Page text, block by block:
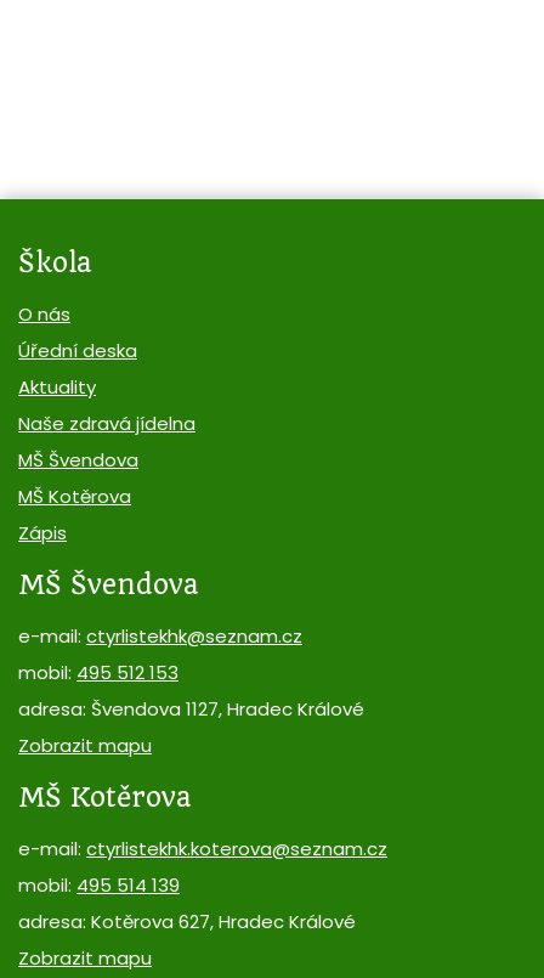
Škola
O nás
Úřední deska
Aktuality
Naše zdravá jídelna
MŠ Švendova
MŠ Kotěrova
Zápis
MŠ Švendova
e-mail: ctyrlistekhk@seznam.cz
mobil: 495 512 153
adresa: Švendova 1127, Hradec Králové
Zobrazit mapu
MŠ Kotěrova
e-mail: ctyrlistekhk.koterova@seznam.cz
mobil: 495 514 139
adresa: Kotěrova 627, Hradec Králové
Zobrazit mapu